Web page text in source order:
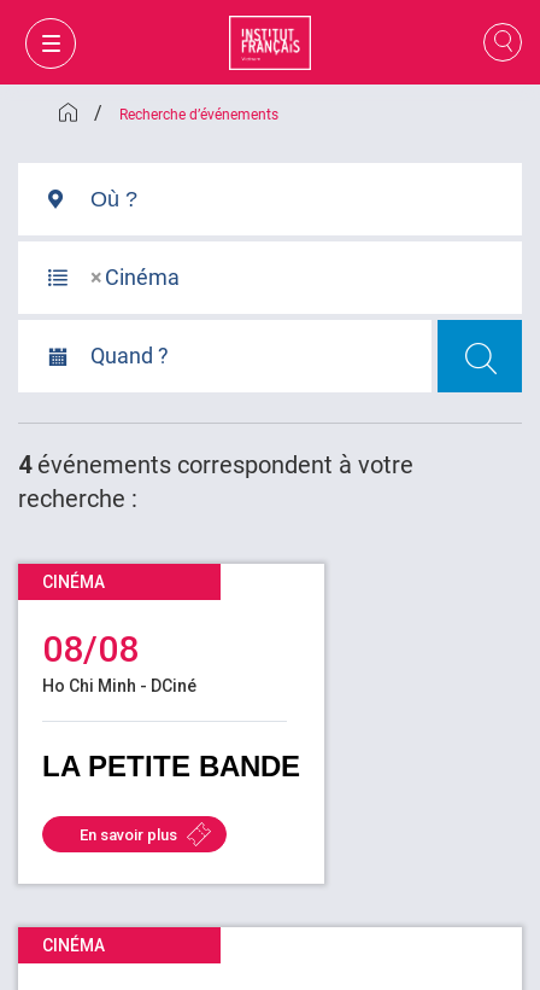
MON PANIER CONNEXION
/ Recherche d’événements
×Cinéma
Quand ?
4 événements correspondent à votre
recherche :
CINÉMA
08/08
Ho Chi Minh - DCiné
LA PETITE BANDE
En savoir plus
CINÉMA